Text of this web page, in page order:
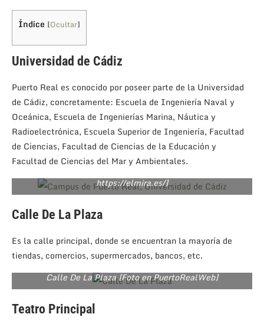
Índice [Ocultar]
Universidad de Cádiz
Puerto Real es conocido por poseer parte de la Universidad
de Cádiz, concretamente: Escuela de Ingeniería Naval y
Oceánica, Escuela de Ingenierías Marina, Náutica y
Radioelectrónica, Escuela Superior de Ingeniería, Facultad
de Ciencias, Facultad de Ciencias de la Educación y
Facultad de Ciencias del Mar y Ambientales.
https://elmira.es/]
Calle De La Plaza
Es la calle principal, donde se encuentran la mayoría de
tiendas, comercios, supermercados, bancos, etc.
Calle De La Plaza [Foto en PuertoRealWeb]
Teatro Principal